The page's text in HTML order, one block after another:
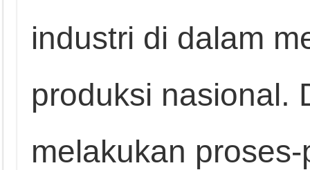
industri di dalam
produksi nasional.
melakukan